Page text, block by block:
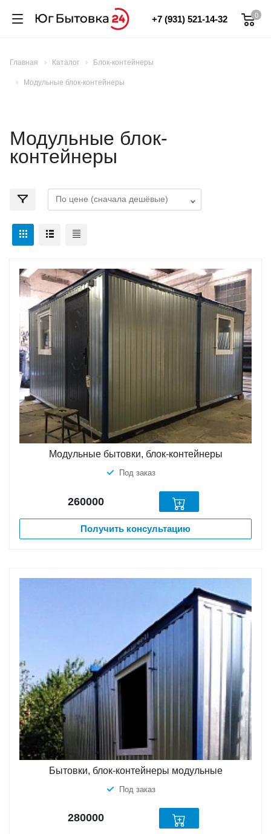
0
+7 (931) 521-14-32
Главная Каталог Блок-контейнеры
Модульные блок-контейнеры
Модульные блок-
контейнеры
Модульные бытовки, блок-контейнеры
Под заказ
260000
Получить консультацию
Бытовки, блок-контейнеры модульные
Под заказ
280000